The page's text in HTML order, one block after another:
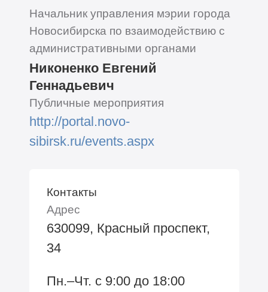
Начальник управления мэрии города
Новосибирска по взаимодействию с
административными органами
Никоненко Евгений
Геннадьевич
Публичные мероприятия
http://portal.novo-
sibirsk.ru/events.aspx
Контакты
Адрес
630099, Красный проспект,
34
Пн.–Чт. с 9:00 до 18:00